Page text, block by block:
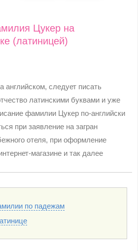
Цукер на
(латиницей)
английском, следует писать
латинскими буквами и уже
фамилии Цукер по-английски
при заявление на загран
отеля, при оформление
магазине и так далее
по падежам